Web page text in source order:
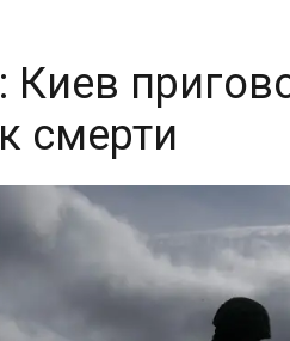
Киев
смерти